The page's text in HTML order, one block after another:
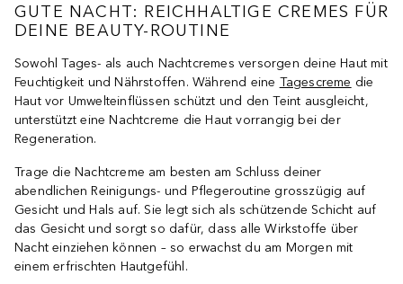
GUTE NACHT: REICHHALTIGE CREMES FÜR
DEINE BEAUTY-ROUTINE
Sowohl Tages- als auch Nachtcremes versorgen deine Haut mit
Feuchtigkeit und Nährstoffen. Während eine Tagescreme die
Haut vor Umwelteinflüssen schützt und den Teint ausgleicht,
unterstützt eine Nachtcreme die Haut vorrangig bei der
Regeneration.
Trage die Nachtcreme am besten am Schluss deiner
abendlichen Reinigungs- und Pflegeroutine grosszügig auf
Gesicht und Hals auf. Sie legt sich als schützende Schicht auf
das Gesicht und sorgt so dafür, dass alle Wirkstoffe über
Nacht einziehen können – so erwachst du am Morgen mit
einem erfrischten Hautgefühl.